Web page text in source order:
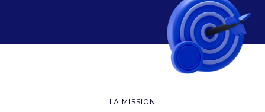
LA MISSION